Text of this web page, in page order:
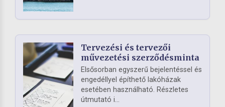
Tervezési és tervezői
művezetési szerződésminta
Elsősorban egyszerű bejelentéssel és
engedéllyel építhető lakóházak
esetében használható. Részletes
útmutató i...